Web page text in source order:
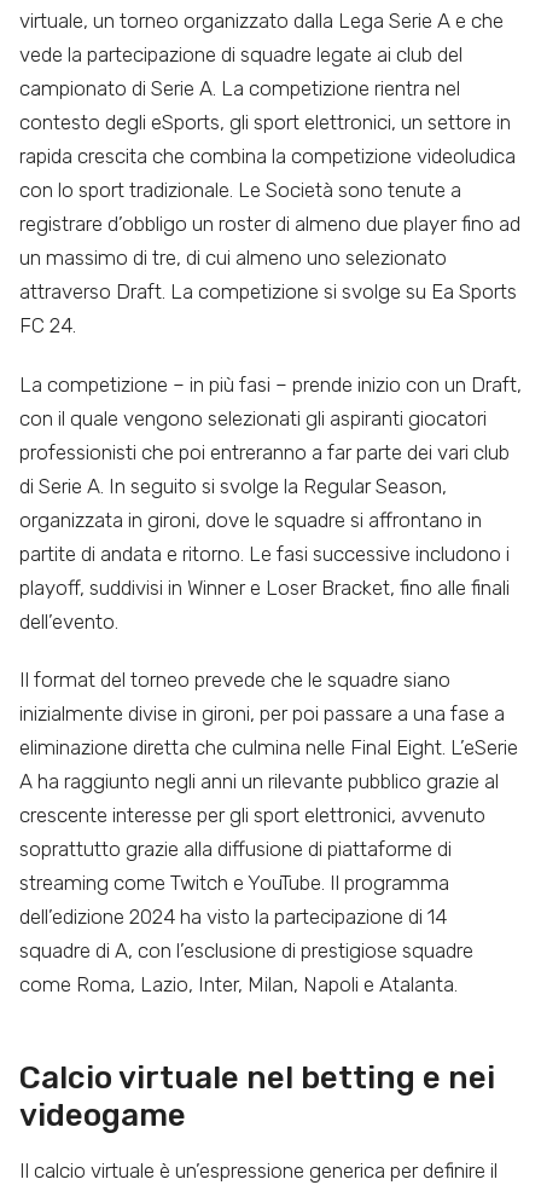
virtuale, un torneo organizzato dalla Lega Serie A e che
vede la partecipazione di squadre legate ai club del
campionato di Serie A. La competizione rientra nel
contesto degli eSports, gli sport elettronici, un settore in
rapida crescita che combina la competizione videoludica
con lo sport tradizionale. Le Società sono tenute a
registrare d’obbligo un roster di almeno due player fino ad
un massimo di tre, di cui almeno uno selezionato
attraverso Draft. La competizione si svolge su Ea Sports
FC 24.
La competizione – in più fasi – prende inizio con un Draft,
con il quale vengono selezionati gli aspiranti giocatori
professionisti che poi entreranno a far parte dei vari club
di Serie A. In seguito si svolge la Regular Season,
organizzata in gironi, dove le squadre si affrontano in
partite di andata e ritorno. Le fasi successive includono i
playoff, suddivisi in Winner e Loser Bracket, fino alle finali
dell’evento​.
Il format del torneo prevede che le squadre siano
inizialmente divise in gironi, per poi passare a una fase a
eliminazione diretta che culmina nelle Final Eight. L’eSerie
A ha raggiunto negli anni un rilevante pubblico grazie al
crescente interesse per gli sport elettronici, avvenuto
soprattutto grazie alla diffusione di piattaforme di
streaming come Twitch e YouTube​. Il programma
dell’edizione 2024 ha visto la partecipazione di 14
squadre di A, con l’esclusione di prestigiose squadre
come Roma, Lazio, Inter, Milan, Napoli e Atalanta.
Calcio virtuale nel betting e nei
videogame
Il calcio virtuale è un’espressione generica per definire il